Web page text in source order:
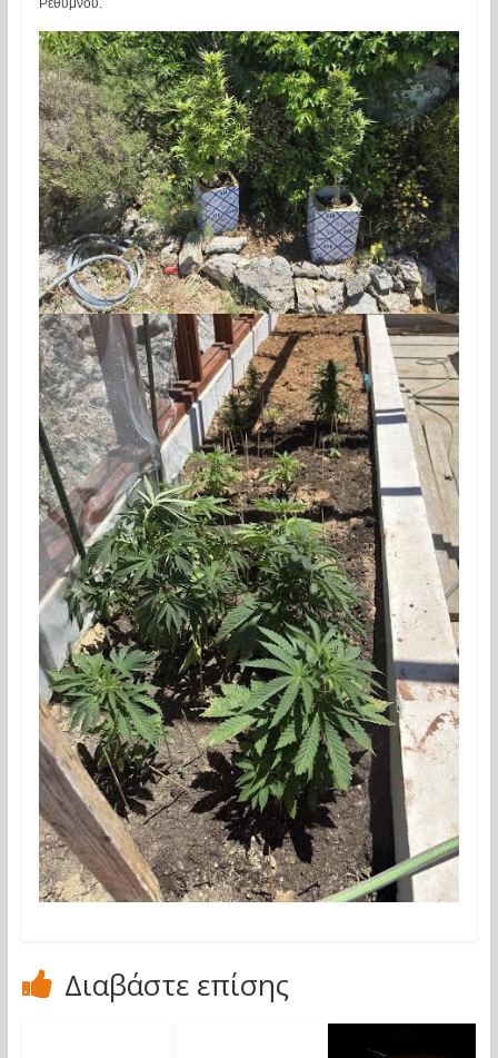
Ρεθύμνου.
Διαβάστε επίσης